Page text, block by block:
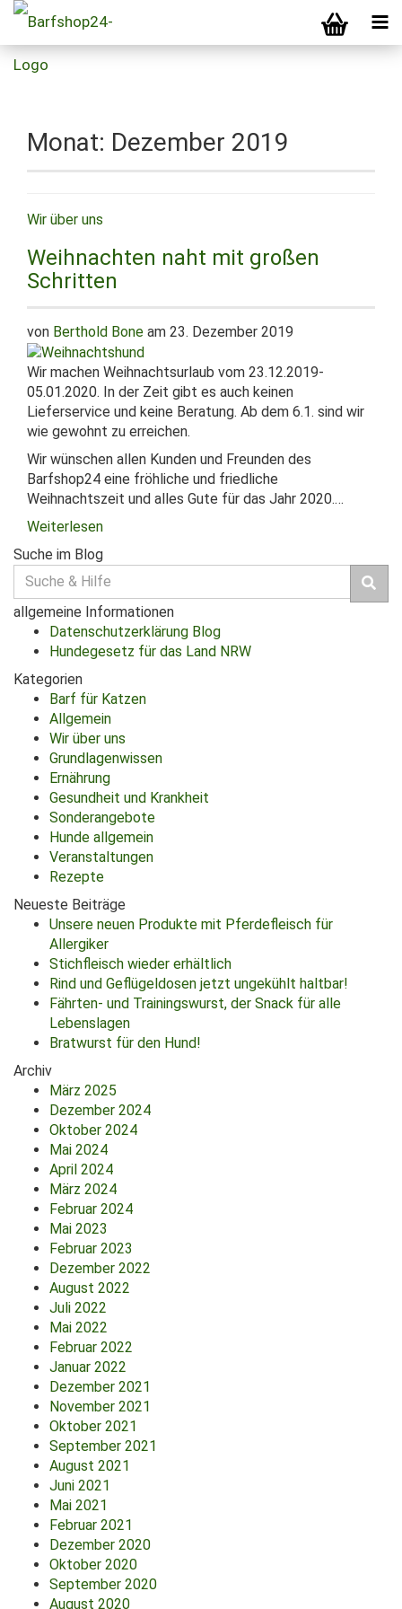
Monat: Dezember 2019
Wir über uns
Weihnachten naht mit großen
Schritten
von Berthold Bone am 23. Dezember 2019
Wir machen Weihnachtsurlaub vom 23.12.2019-
05.01.2020. In der Zeit gibt es auch keinen
Lieferservice und keine Beratung. Ab dem 6.1. sind wir
wie gewohnt zu erreichen.
Wir wünschen allen Kunden und Freunden des
Barfshop24 eine fröhliche und friedliche
Weihnachtszeit und alles Gute für das Jahr 2020.…
Weiterlesen
Suche im Blog
Suche
allgemeine Informationen
Datenschutzerklärung Blog
Hundegesetz für das Land NRW
Kategorien
Barf für Katzen
Allgemein
Wir über uns
Grundlagenwissen
Ernährung
Gesundheit und Krankheit
Sonderangebote
Hunde allgemein
Veranstaltungen
Rezepte
Neueste Beiträge
Unsere neuen Produkte mit Pferdefleisch für
Allergiker
Stichfleisch wieder erhältlich
Rind und Geflügeldosen jetzt ungekühlt haltbar!
Fährten- und Trainingswurst, der Snack für alle
Lebenslagen
Bratwurst für den Hund!
Archiv
März 2025
Dezember 2024
Oktober 2024
Mai 2024
April 2024
März 2024
Februar 2024
Mai 2023
Februar 2023
Dezember 2022
August 2022
Juli 2022
Mai 2022
Februar 2022
Januar 2022
Dezember 2021
November 2021
Oktober 2021
September 2021
August 2021
Juni 2021
Mai 2021
Februar 2021
Dezember 2020
Oktober 2020
September 2020
August 2020